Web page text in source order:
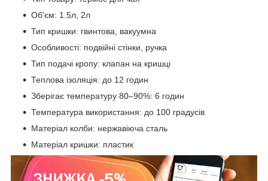
Об'єм: 1.5л, 2л
Тип кришки: гвинтова, вакуумна
Особливості: подвійні стінки, ручка
Тип подачі кропу: клапан на кришці
Теплова ізоляція: до 12 годин
Зберігає температуру 80–90%: 6 годин
Температура використання: до 100 градусів
Матеріал колби: нержавіюча сталь
Матеріал кришки: пластик